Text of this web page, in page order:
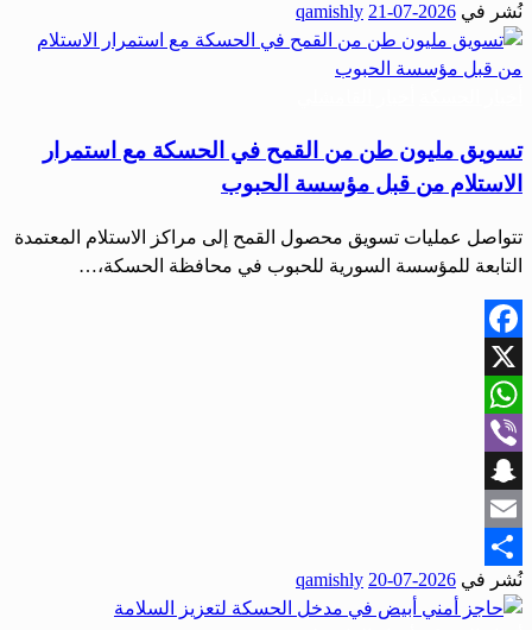
Share
نُشر في 2026-07-21
qamishly
تسويق مليون طن من القمح في الحسكة مع استمرار
الاستلام من قبل مؤسسة الحبوب
تتواصل عمليات تسويق محصول القمح إلى مراكز الاستلام المعتمدة
التابعة للمؤسسة السورية للحبوب في محافظة الحسكة،…
Facebook
X
WhatsApp
Viber
Snapchat
Email
Share
نُشر في 2026-07-20
qamishly